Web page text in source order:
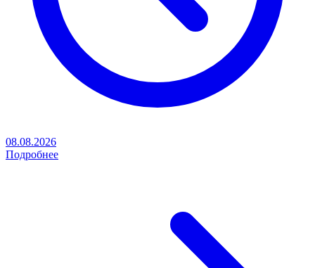
08.08.2026
Подробнее